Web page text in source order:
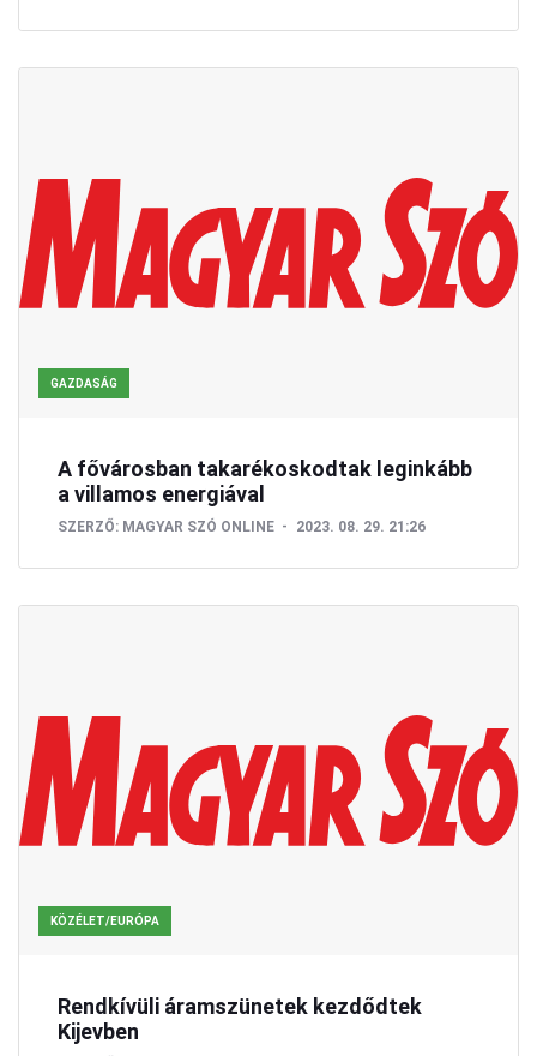
GAZDASÁG
A fővárosban takarékoskodtak leginkább
a villamos energiával
SZERZŐ: MAGYAR SZÓ ONLINE 2023. 08. 29. 21:26
KÖZÉLET/EURÓPA
Rendkívüli áramszünetek kezdődtek
Kijevben